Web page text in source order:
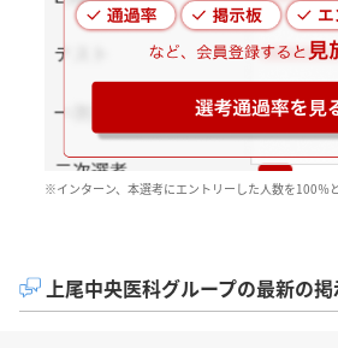
※インターン、本選考にエントリーした人数を100％
上尾中央医科グループの最新の